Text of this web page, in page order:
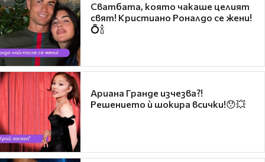
Сватбата, която чакаше целият
свят! Кристиано Роналдо се жени!
💍🍾
Ариана Гранде изчезва?!
Решението ѝ шокира всички!😯💥